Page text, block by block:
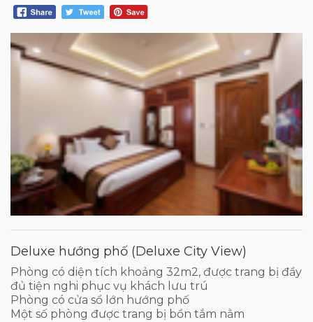
Deluxe hướng phố (Deluxe City View)
Phòng có diện tích khoảng 32m2, được trang bị đầy
đủ tiện nghi phục vụ khách lưu trú
Phòng có cửa sổ lớn hướng phố
Một số phòng được trang bị bồn tắm nằm